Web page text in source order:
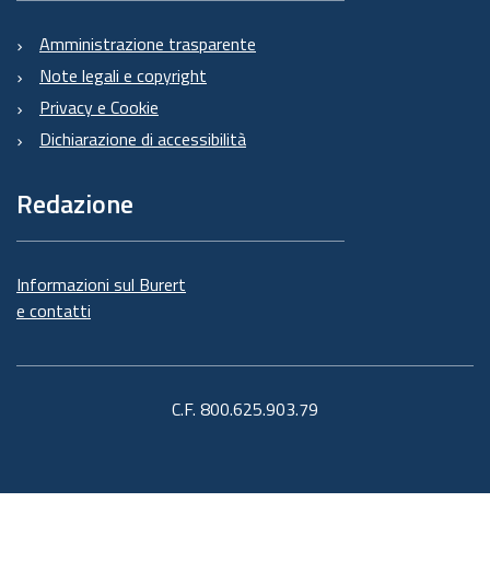
Amministrazione trasparente
Note legali e copyright
Privacy e Cookie
Dichiarazione di accessibilità
Redazione
Informazioni sul Burert
e contatti
C.F. 800.625.903.79